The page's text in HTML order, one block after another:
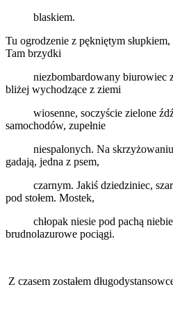
blaskiem.
Tu ogrodzenie z pękniętym
Tam brzydki
niezbombardowany biurowiec z
bliżej wychodzące z ziemi
wiosenne, soczyście zielone
samochodów, zupełnie
niespalonych. Na skrzyżowaniu
gadają, jedna z psem,
czarnym. Jakiś dziedziniec,
pod stołem. Mostek,
chłopak niesie pod pachą
brudnolazurowe pociągi.
Z czasem zostałem